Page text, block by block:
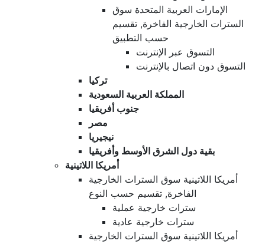
الإمارات العربية المتحدة سوق
السترات الخارجية الفاخرة, تقسيم
حسب التطبيق
التسوق عبر الإنترنت
التسوق دون اتصال بالإنترنت
تركيا
المملكة العربية السعودية
جنوب أفريقيا
مصر
نيجيريا
بقية دول الشرق الأوسط وأفريقيا
أمريكا اللاتينية
أمريكا اللاتينية سوق السترات الخارجية
الفاخرة, تقسيم حسب النوع
سترات خارجية عملية
سترات خارجية عادية
أمريكا اللاتينية سوق السترات الخارجية